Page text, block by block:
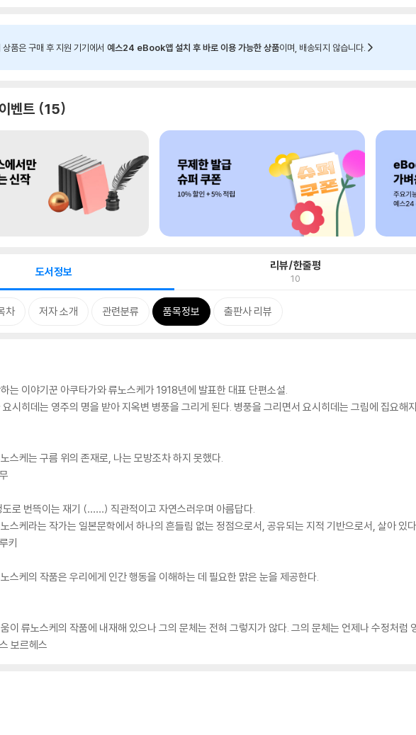
상품은 구매 후 지원 기기에서 예스24 eBook앱 설치 후 바로 이용 가능한 상품이며, 배송되지 않습니다.
벤트 15
도서정보 리뷰/한줄평
10
차 저자 소개 관련분류 품목정보 출판사 리뷰
는 이야기꾼 아쿠타가와 류노스케가 1918년에 발표한 대표 단편소설.
시히데는 영주의 명을 받아 지옥변 병풍을 그리게 된다. 병풍을 그리면서 요시히데는 그림에 집요
스케는 구름 위의 존재로, 나는 모방조차 하지 못했다.
도로 번뜩이는 재기 (……) 직관적이고 자연스러우며 아름답다.
스케라는 작가는 일본문학에서 하나의 흔들림 없는 정점으로서, 공유되는 지적 기반으로서, 살아 있
키
스케의 작품은 우리에게 인간 행동을 이해하는 데 필요한 맑은 눈을 제공한다.
이 류노스케의 작품에 내재해 있으나 그의 문체는 전혀 그렇지가 않다. 그의 문체는 언제나 수정처럼
보르헤스